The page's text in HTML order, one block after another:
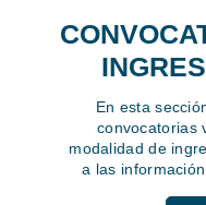
En esta
convocatorias
modalidad de
a las